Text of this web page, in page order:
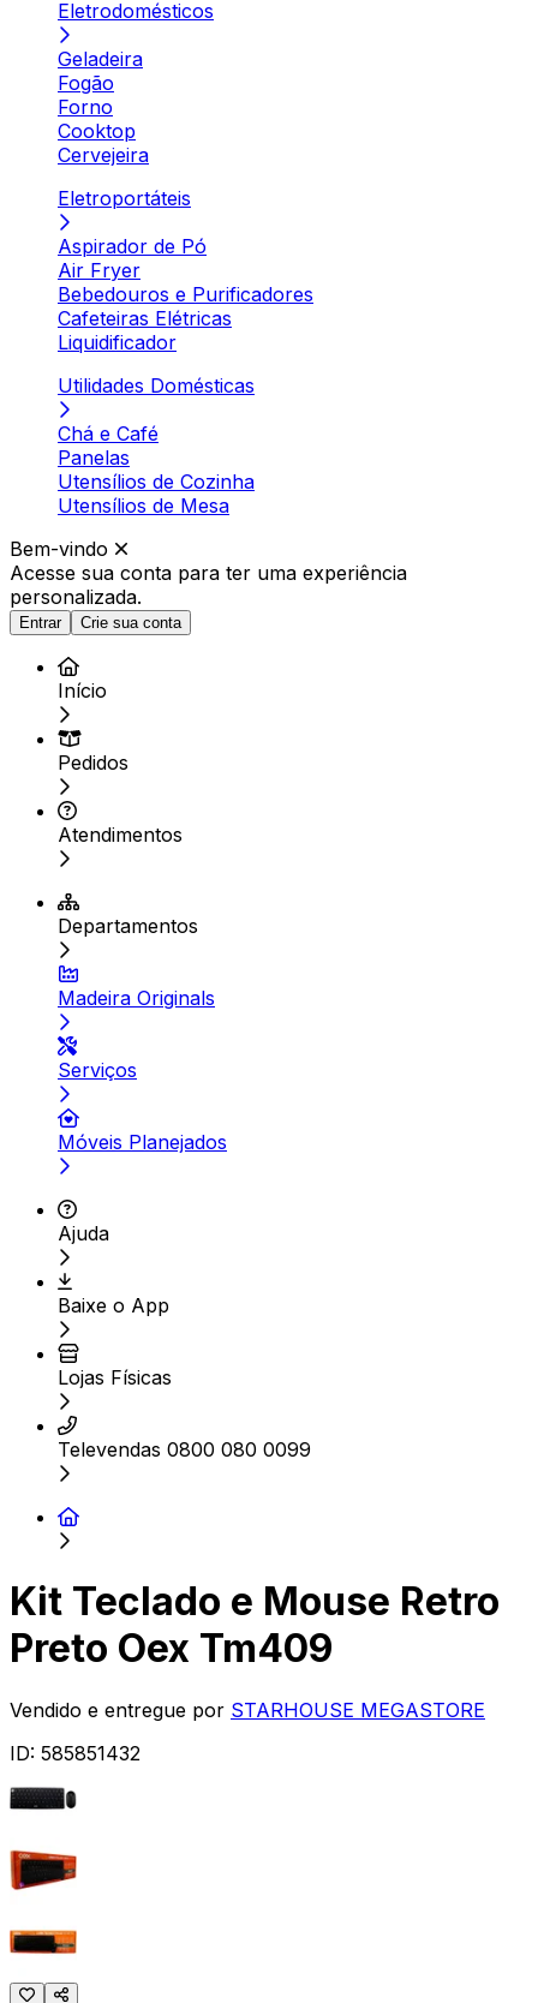
Eletrodomésticos
Geladeira
Fogão
Forno
Cooktop
Cervejeira
Eletroportáteis
Aspirador de Pó
Air Fryer
Bebedouros e Purificadores
Cafeteiras Elétricas
Liquidificador
Utilidades Domésticas
Chá e Café
Panelas
Utensílios de Cozinha
Utensílios de Mesa
Bem-vindo
Acesse sua conta para ter uma experiência
personalizada.
Entrar Crie sua conta
Início
Pedidos
Atendimentos
Departamentos
Madeira Originals
Serviços
Móveis Planejados
Ajuda
Baixe o App
Lojas Físicas
Televendas 0800 080 0099
Kit Teclado e Mouse Retro
Preto Oex Tm409
Vendido e entregue por STARHOUSE MEGASTORE
ID: 585851432